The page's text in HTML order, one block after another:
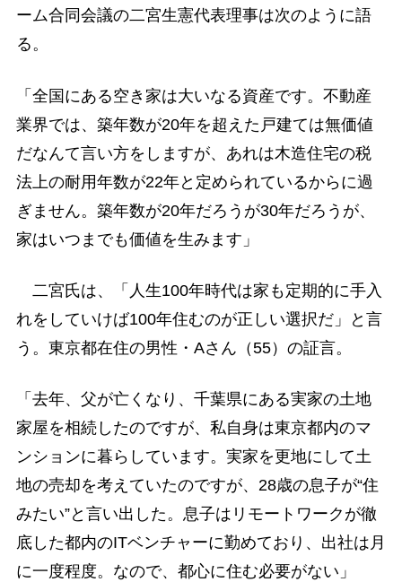
ーム合同会議の二宮生憲代表理事は次のように語
る。
「全国にある空き家は大いなる資産です。不動産
業界では、築年数が20年を超えた戸建ては無価値
だなんて言い方をしますが、あれは木造住宅の税
法上の耐用年数が22年と定められているからに過
ぎません。築年数が20年だろうが30年だろうが、
家はいつまでも価値を生みます」
二宮氏は、「人生100年時代は家も定期的に手入
れをしていけば100年住むのが正しい選択だ」と言
う。東京都在住の男性・Aさん（55）の証言。
「去年、父が亡くなり、千葉県にある実家の土地
家屋を相続したのですが、私自身は東京都内のマ
ンションに暮らしています。実家を更地にして土
地の売却を考えていたのですが、28歳の息子が“住
みたい”と言い出した。息子はリモートワークが徹
底した都内のITベンチャーに勤めており、出社は月
に一度程度。なので、都心に住む必要がない」